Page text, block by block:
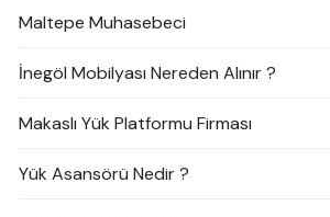
Maltepe Muhasebeci
İnegöl Mobilyası Nereden Alınır ?
Makaslı Yük Platformu Firması
Yük Asansörü Nedir ?